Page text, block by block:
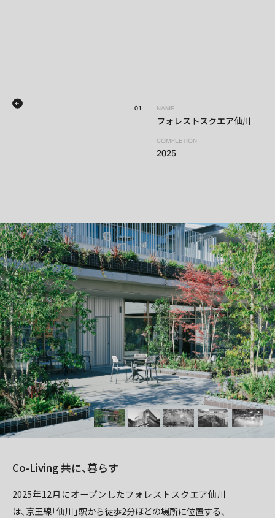
01 NAME
フォレストスクエア仙川
COMPLETION
2025
Co-Living 共に、暮らす
2025年12月にオープンしたフォレストスクエア仙川
は、京王線「仙川」駅から徒歩2分ほどの場所に位置する、